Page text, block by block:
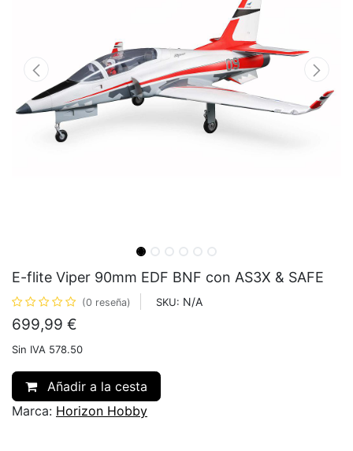
E-flite Viper 90mm EDF BNF con AS3X & SAFE
(0 reseña) SKU: N/A
699,99 €
Sin IVA 578.50
Añadir a la cesta
Marca: Horizon Hobby